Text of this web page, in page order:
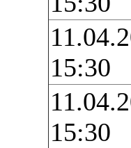
15:30
15:30